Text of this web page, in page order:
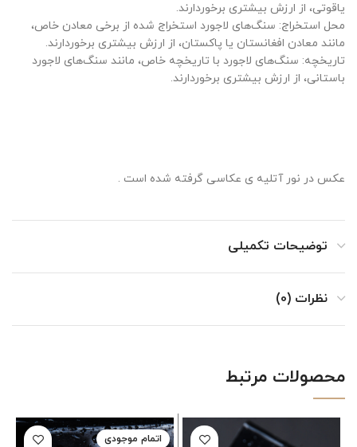
یاقوتی، از ارزش بیشتری برخوردارند.
محل استخراج: سنگ‌های لاجورد استخراج شده از برخی معادن خاص،
مانند معادن افغانستان یا پاکستان، از ارزش بیشتری برخوردارند.
تاریخچه: سنگ‌های لاجورد با تاریخچه خاص، مانند سنگ‌های لاجورد
باستانی، از ارزش بیشتری برخوردارند.
عکس در نور آتلیه ی عکاسی گرفته شده است .
توضیحات تکمیلی
نظرات (0)
محصولات مرتبط
اتمام موجودی